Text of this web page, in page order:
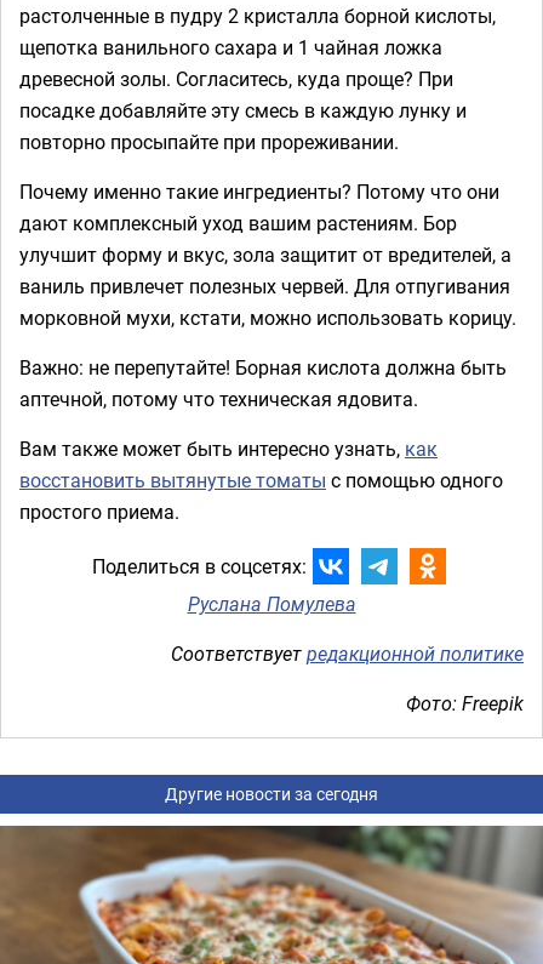
растолченные в пудру 2 кристалла борной кислоты,
щепотка ванильного сахара и 1 чайная ложка
древесной золы. Согласитесь, куда проще? При
посадке добавляйте эту смесь в каждую лунку и
повторно просыпайте при прореживании.
Почему именно такие ингредиенты? Потому что они
дают комплексный уход вашим растениям. Бор
улучшит форму и вкус, зола защитит от вредителей, а
ваниль привлечет полезных червей. Для отпугивания
морковной мухи, кстати, можно использовать корицу.
Важно: не перепутайте! Борная кислота должна быть
аптечной, потому что техническая ядовита.
Вам также может быть интересно узнать, как
восстановить вытянутые томаты с помощью одного
простого приема.
Поделиться в соцсетях:
Руслана Помулева
Соответствуетредакционной политике
Фото: Freepik
Другие новости за сегодня